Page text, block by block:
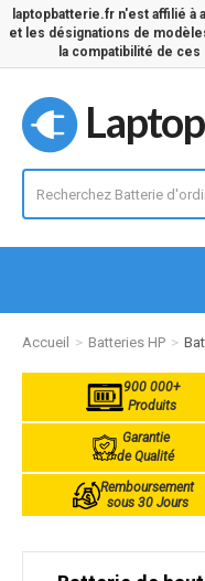
laptopbatterie.fr n'est affilié à
et les désignations de
la compatibilité de
Accueil Batteries HP
900 000+
Produits
Garantie
de Qualité
Remboursement
sous 30 Jours